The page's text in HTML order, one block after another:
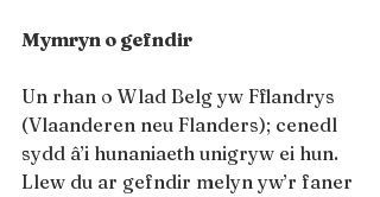
Mymryn o gefndir
Un rhan o Wlad Belg yw Fflandrys
(Vlaanderen neu Flanders); cenedl
sydd â’i hunaniaeth unigryw ei hun.
Llew du ar gefndir melyn yw’r faner